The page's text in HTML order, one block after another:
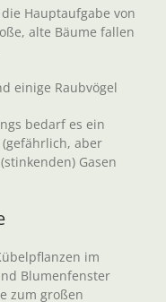
Hauptaufgabe von
alte Bäume fallen
einige Raubvögel
bedarf es ein
(gefährlich, aber
Gasen
im
Blumenfenster
zum großen